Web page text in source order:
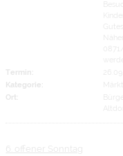
Termin:
Kategorie:
Märkte
Ort:
6. offener Sonntag